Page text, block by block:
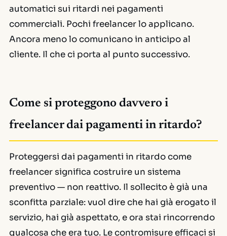
automatici sui ritardi nei pagamenti
commerciali. Pochi freelancer lo applicano.
Ancora meno lo comunicano in anticipo al
cliente. Il che ci porta al punto successivo.
Come si proteggono davvero i
freelancer dai pagamenti in ritardo?
Proteggersi dai pagamenti in ritardo come
freelancer significa costruire un sistema
preventivo — non reattivo. Il sollecito è già una
sconfitta parziale: vuol dire che hai già erogato il
servizio, hai già aspettato, e ora stai rincorrendo
qualcosa che era tuo. Le contromisure efficaci si